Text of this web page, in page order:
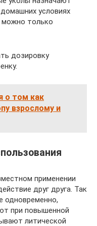
условиях
можно только
дозировку
о том как
взрослому и
применении
друг друга. Так
одновременно,
при повышенной
литической